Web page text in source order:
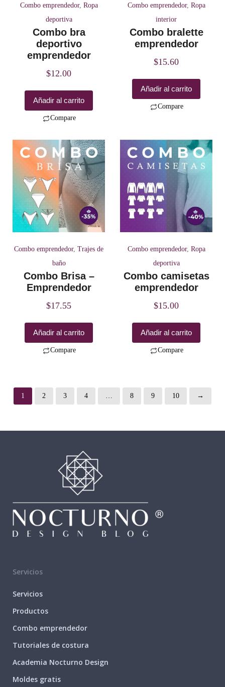
Combo emprendedor, Ropa
deportiva
Combo bra
deportivo
emprendedor
$12.00
Añadir al carrito
Compare
Combo emprendedor, Ropa
interior
Combo bralette
emprendedor
$15.60
Añadir al carrito
Compare
Combo emprendedor, Trajes de
baño
Combo Brisa –
Emprendedor
$17.55
Añadir al carrito
Compare
Combo emprendedor, Ropa
deportiva
Combo camisetas
emprendedor
$15.00
Añadir al carrito
Compare
1 2 3 4 … 8 9 10 →
Servicios
Servicios
Productos
Combo emprendedor
Tutoriales de costura
Academia Nocturno Design
Moldes gratis